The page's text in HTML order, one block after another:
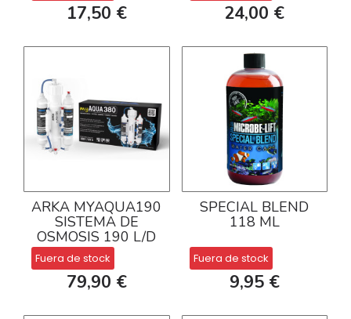
17,50 € 24,00 €
ARKA MYAQUA190
SISTEMA DE
OSMOSIS 190 L/D
Fuera de stock
79,90 €
SPECIAL BLEND
118 ML
Fuera de stock
9,95 €